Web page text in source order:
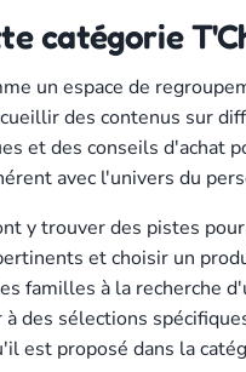
catégorie
un espace de
des contenus sur
et des conseils d'achat
avec l'univers du
y trouver des pistes
et choisir un
familles à la recherche
des sélections
est proposé dans la